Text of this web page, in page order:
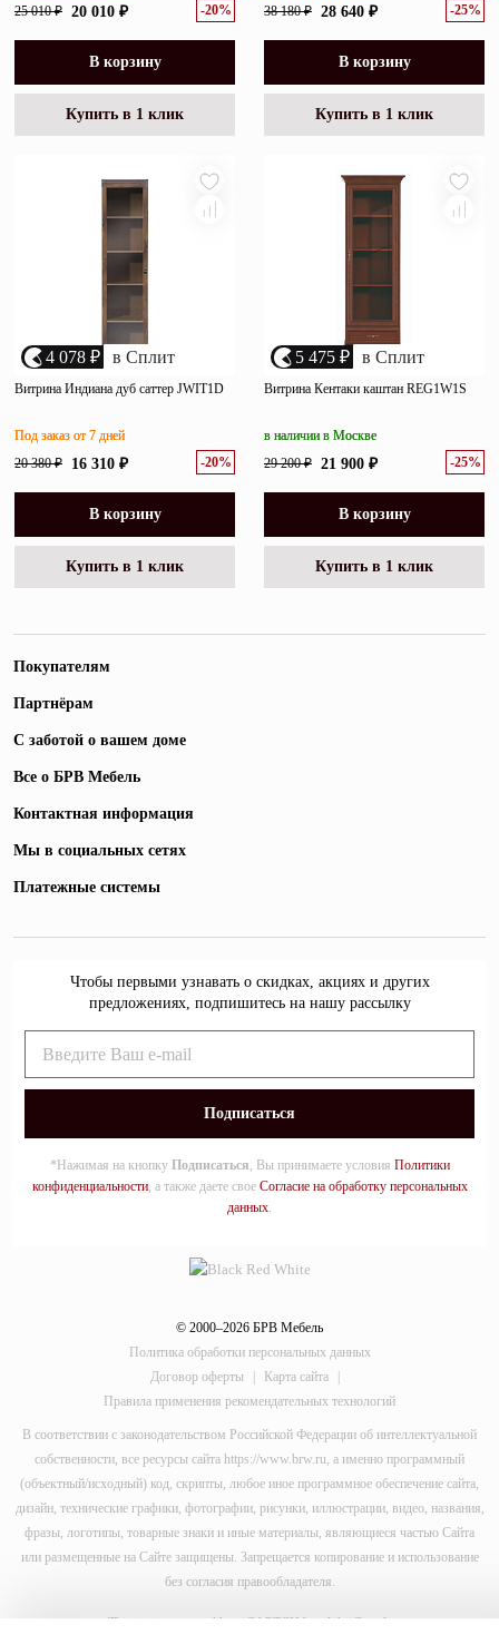
25 010 ₽ 20 010 ₽ -20%
В корзину
Купить в 1 клик
38 180 ₽ 28 640 ₽ -25%
В корзину
Купить в 1 клик
4 078 ₽ в Сплит
Витрина Индиана дуб саттер JWIT1D
20 380 ₽ 16 310 ₽ -20%
Под заказ от 7 дней
В корзину
Купить в 1 клик
5 475 ₽ в Сплит
Витрина Кентаки каштан REG1W1S
29 200 ₽ 21 900 ₽ -25%
в наличии в Москве
В корзину
Купить в 1 клик
Покупателям
Партнёрам
С заботой о вашем доме
Все о БРВ Мебель
Контактная информация
Мы в социальных сетях
Платежные системы
Чтобы первыми узнавать о скидках, акциях и других
предложениях, подпишитесь на нашу рассылку
*Нажимая на кнопку Подписаться, Вы принимаете условия Политики
конфиденциальности, а также даете свое Согласие на обработку персональных
данных.
© 2000–2026 БРВ Мебель
Политика обработки персональных данных
Договор оферты
Карта сайта
Правила применения рекомендательных технологий
В соответствии с законодательством Российской Федерации об интеллектуальной
собственности, все ресурсы сайта https://www.brw.ru, а именно программный
(объектный/исходный) код, скрипты, любое иное программное обеспечение сайта,
дизайн, технические графики, фотографии, рисунки, иллюстрации, видео, названия,
фразы, логотипы, товарные знаки и иные материалы, являющиеся частью Сайта
или размещенные на Сайте защищены. Запрещается копирование и использование
без согласия правообладателя.
This site is protected by reCAPTCHA and the Google